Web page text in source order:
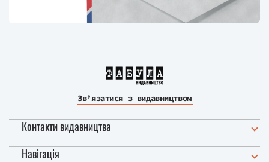
Зв’язатися з видавництвом
Контакти видавництва
Навігація